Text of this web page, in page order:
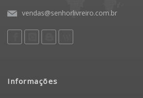
vendas@senhorlivreiro.com.br
Informações